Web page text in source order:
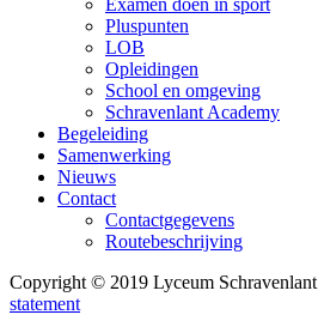
Examen doen in sport
Pluspunten
LOB
Opleidingen
School en omgeving
Schravenlant Academy
Begeleiding
Samenwerking
Nieuws
Contact
Contactgegevens
Routebeschrijving
Copyright © 2019 Lyceum Schravenlant
statement